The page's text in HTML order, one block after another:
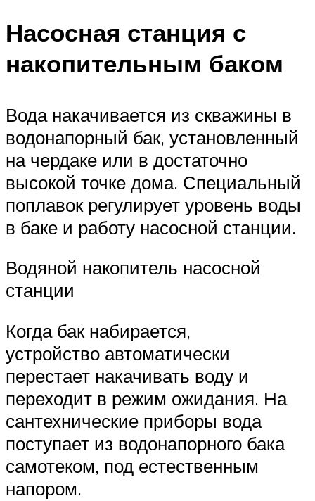
Насосная станция с
накопительным баком
Вода накачивается из скважины в
водонапорный бак, установленный
на чердаке или в достаточно
высокой точке дома. Специальный
поплавок регулирует уровень воды
в баке и работу насосной станции.
Водяной накопитель насосной
станции
Когда бак набирается,
устройство автоматически
перестает накачивать воду и
переходит в режим ожидания. На
сантехнические приборы вода
поступает из водонапорного бака
самотеком, под естественным
напором.